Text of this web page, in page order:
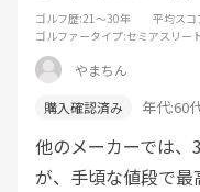
ゴルフ歴:21～30年 平均スコ
ゴルファータイプ:セミアスリー
やまちん
年代:60
他のメーカーでは
が、手頃な値段で最